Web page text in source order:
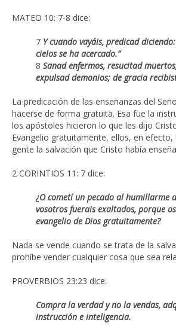
MATEO 10: 7-8 dice:
7 Y cuando vayáis, predicad
cielos se ha acercado.”
8 Sanad enfermos, resucitad
expulsad demonios; de gracia
La predicación de las enseñanzas del
hacerse de forma gratuita. Esa fue la
los apóstoles hicieron lo que les dijo
Evangelio gratuitamente, ellos, en
gente la salvación que Cristo había
2 CORINTIOS 11: 7 dice:
¿O cometí un pecado al humillarme
vosotros fuerais exaltados, porque
evangelio de Dios gratuitamente?
Nada se vende cuando se trata de la
prohíbe vender cualquier cosa que sea
PROVERBIOS 23:23 dice:
Compra la verdad y no la vendas,
instrucción e inteligencia.